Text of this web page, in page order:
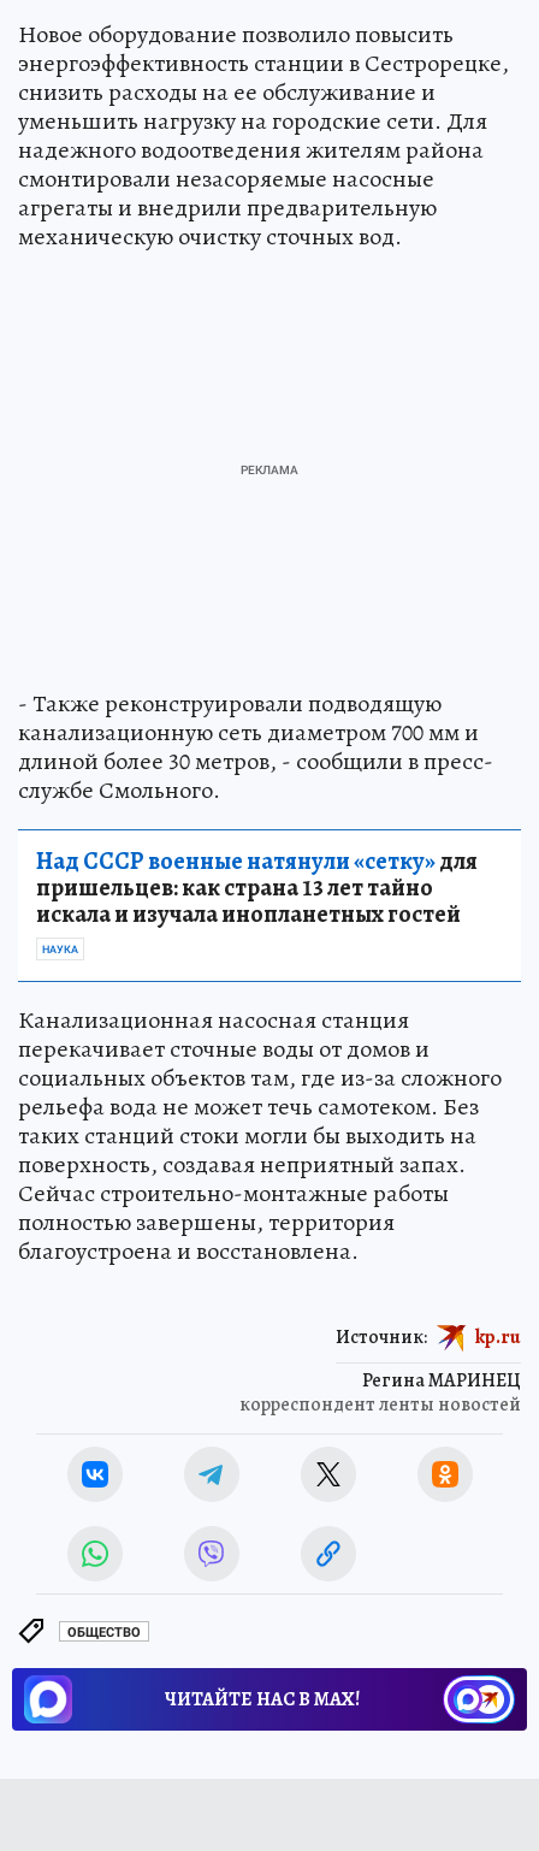
Новое оборудование позволило повысить
энергоэффективность станции в Сестрорецке,
снизить расходы на ее обслуживание и
уменьшить нагрузку на городские сети. Для
надежного водоотведения жителям района
смонтировали незасоряемые насосные
агрегаты и внедрили предварительную
механическую очистку сточных вод.
- Также реконструировали подводящую
канализационную сеть диаметром 700 мм и
длиной более 30 метров, - сообщили в пресс-
службе Смольного.
Над СССР военные натянули «сетку»для
пришельцев: как страна 13 лет тайно
искала и изучала инопланетных гостей
НАУКА
Канализационная насосная станция
перекачивает сточные воды от домов и
социальных объектов там, где из-за сложного
рельефа вода не может течь самотеком. Без
таких станций стоки могли бы выходить на
поверхность, создавая неприятный запах.
Сейчас строительно-монтажные работы
полностью завершены, территория
благоустроена и восстановлена.
Регина МАРИНЕЦ
корреспондент ленты новостей
Источник: kp.ru
ОБЩЕСТВО
ЧИТАЙТЕ НАС В МАХ!